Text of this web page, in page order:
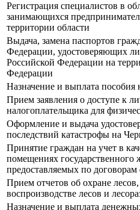
Регистрация специалистов в
занимающихся
территории области
Выдача, замена паспортов
Федерации, удостоверяющих
Российской Федерации на
Федерации
Назначение и выплата пособия
Прием заявления о доступе к
налогоплательщика для
Оформление и выдача
последствий катастрофы на
Принятие граждан на учет в
помещениях
предоставляемых по
Прием отчетов об охране
воспроизводстве лесов и
Назначение и выплата